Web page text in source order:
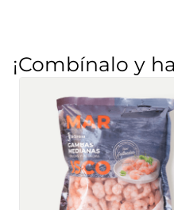
¡Combínalo y